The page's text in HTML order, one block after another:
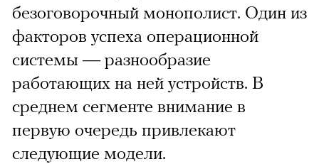
безоговорочный монополист. Один из
факторов успеха операционной
системы — разнообразие
работающих на ней устройств. В
среднем сегменте внимание в
первую очередь привлекают
следующие модели.